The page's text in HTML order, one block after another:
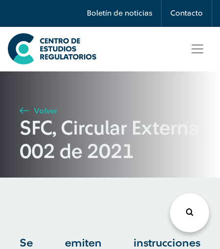
Boletín de noticias Contacto
Búsqueda
Seleccione país
Buscar
Volver
SFC, Circular Externa
002 de 2021
Se emiten instrucciones